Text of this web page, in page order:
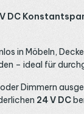
DC
in Möbeln,
– ideal für
Dimmern
24 V DC